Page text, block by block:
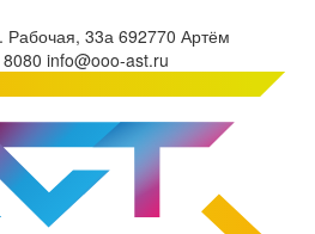
Рабочая, 33а 692770 Артём
info@ooo-ast.ru